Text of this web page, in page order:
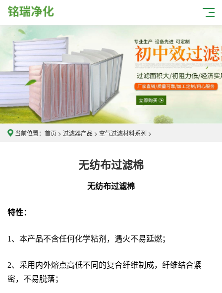
当前位置： 首页 > 过滤器产品 > 空气过滤材料系列 >
无纺布过滤棉
无纺布过滤棉
特性：
1、本产品不含任何化学粘剂，遇火不易延燃；
2、采用内外熔点高低不同的复合纤维制成，纤维结合紧
密，不易脱落；